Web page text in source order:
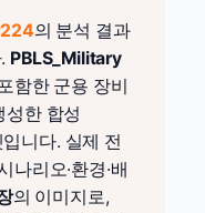
의 분석 결과
PBLS_Military
함한 군용 장비
성한 합성
니다. 실제 전
나리오·환경·배
의 이미지로,